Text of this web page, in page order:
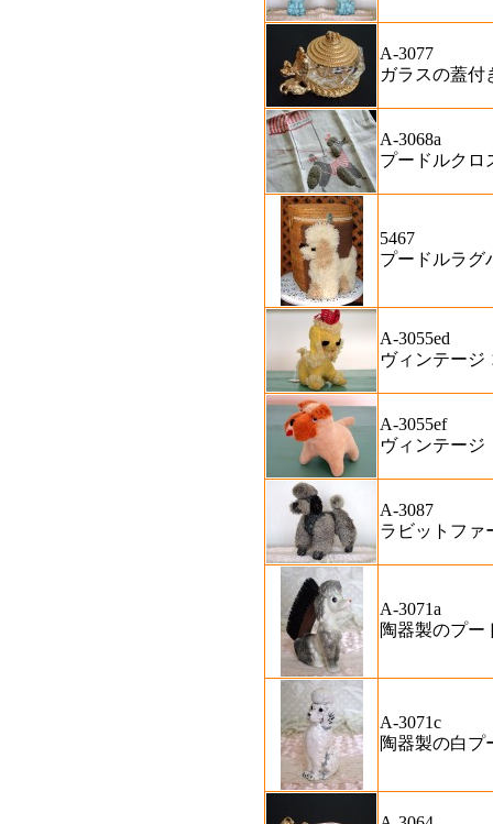
A-3077
ガラスの蓋付
A-3068a
プードルクロ
5467
プードルラグ
A-3055ed
ヴィンテージ
A-3055ef
ヴィンテー
A-3087
ラビットファ
A-3071a
陶器製のプー
A-3071c
陶器製の白プ